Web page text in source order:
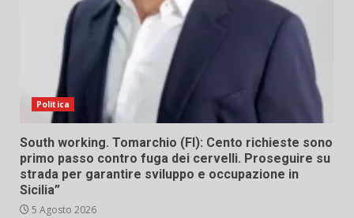
Politica
South working. Tomarchio (FI): Cento richieste sono
primo passo contro fuga dei cervelli. Proseguire su
strada per garantire sviluppo e occupazione in
Sicilia”
5 Agosto 2026